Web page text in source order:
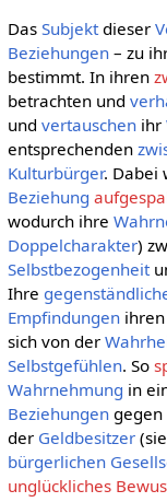
Das Subjektdieser
Beziehungen– zu
bestimmt. In ihren
betrachten und
und vertauschenihr
entsprechenden
Kulturbürger. Dabei
Beziehung
wodurch ihre
Doppelcharakter)
Selbstbezogenheit
Ihre
Empfindungenihren
sich von der
Selbstgefühlen. So
Wahrnehmung in
Beziehungengegen
der Geldbesitzer
bürgerlichen
unglückliches